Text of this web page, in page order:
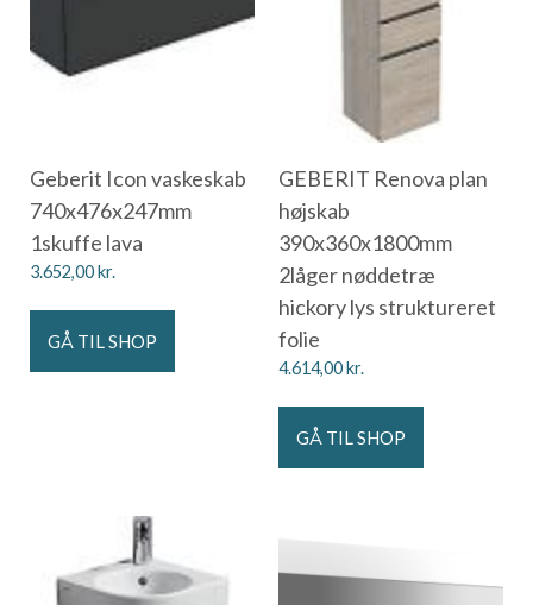
Geberit Icon vaskeskab
740x476x247mm
1skuffe lava
3.652,00kr.
GÅ TIL SHOP
GEBERIT Renova plan
højskab
390x360x1800mm
2låger nøddetræ
hickory lys struktureret
folie
4.614,00kr.
GÅ TIL SHOP